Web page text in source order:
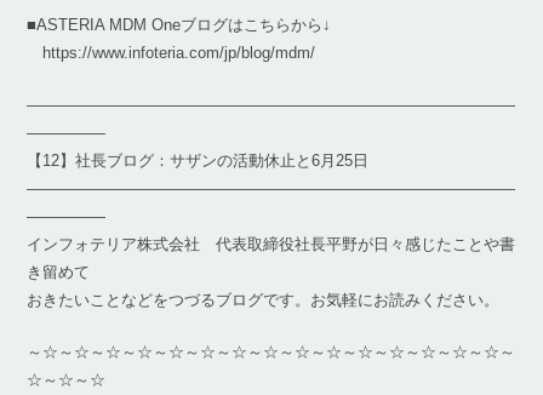
■ASTERIA MDM Oneブログはこちらから↓
https://www.infoteria.com/jp/blog/mdm/
―――――――――――――――――――――――――――――――
―――――
【12】社長ブログ：サザンの活動休止と6月25日
―――――――――――――――――――――――――――――――
―――――
インフォテリア株式会社 代表取締役社長平野が日々感じたことや書
き留めて
おきたいことなどをつづるブログです。お気軽にお読みください。
～☆～☆～☆～☆～☆～☆～☆～☆～☆～☆～☆～☆～☆～☆～☆～
☆～☆～☆